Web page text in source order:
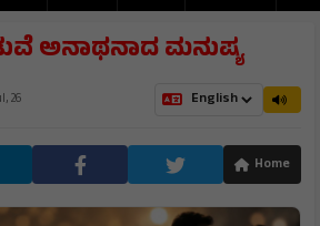
ಅನಾಥನಾದ ಮನುಷ್ಯ
26
Home